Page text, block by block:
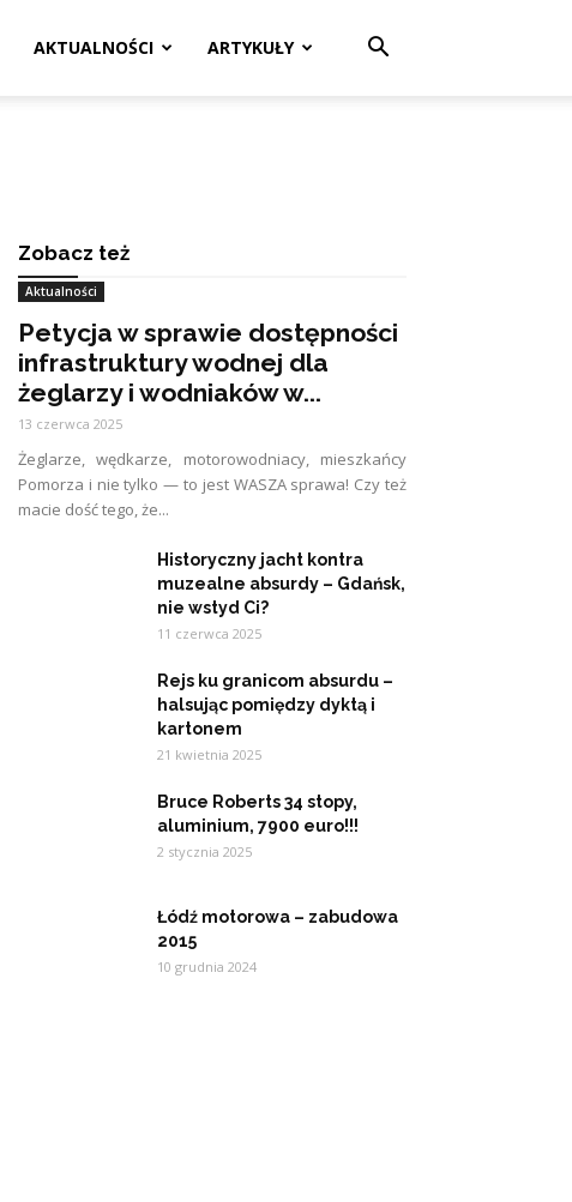
AKTUALNOŚCI ARTYKUŁY
Zobacz też
Aktualności
Petycja w sprawie dostępności
infrastruktury wodnej dla
żeglarzy i wodniaków w...
13 czerwca 2025
Żeglarze, wędkarze, motorowodniacy, mieszkańcy
Pomorza i nie tylko — to jest WASZA sprawa! Czy też
macie dość tego, że...
Historyczny jacht kontra
muzealne absurdy – Gdańsk,
nie wstyd Ci?
11 czerwca 2025
Rejs ku granicom absurdu –
halsując pomiędzy dyktą i
kartonem
21 kwietnia 2025
Bruce Roberts 34 stopy,
aluminium, 7900 euro!!!
2 stycznia 2025
Łódź motorowa – zabudowa
2015
10 grudnia 2024